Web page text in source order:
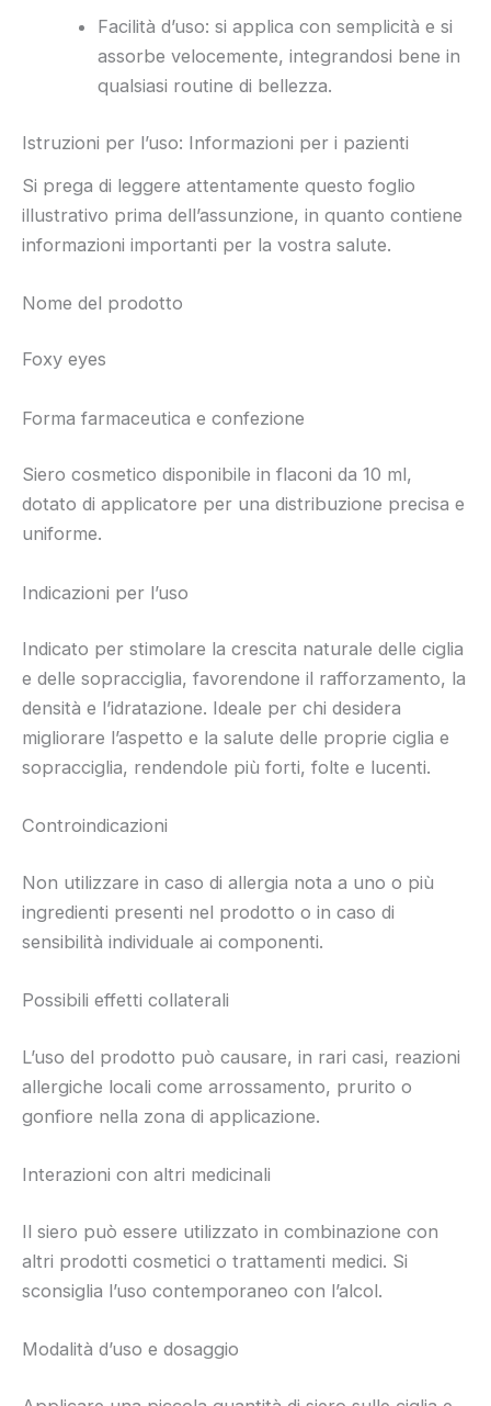
Facilità d’uso: si applica con semplicità e si
assorbe velocemente, integrandosi bene in
qualsiasi routine di bellezza.
Istruzioni per l’uso: Informazioni per i pazienti
Si prega di leggere attentamente questo foglio
illustrativo prima dell’assunzione, in quanto contiene
informazioni importanti per la vostra salute.
Nome del prodotto
Foxy eyes
Forma farmaceutica e confezione
Siero cosmetico disponibile in flaconi da 10 ml,
dotato di applicatore per una distribuzione precisa e
uniforme.
Indicazioni per l’uso
Indicato per stimolare la crescita naturale delle ciglia
e delle sopracciglia, favorendone il rafforzamento, la
densità e l’idratazione. Ideale per chi desidera
migliorare l’aspetto e la salute delle proprie ciglia e
sopracciglia, rendendole più forti, folte e lucenti.
Controindicazioni
Non utilizzare in caso di allergia nota a uno o più
ingredienti presenti nel prodotto o in caso di
sensibilità individuale ai componenti.
Possibili effetti collaterali
L’uso del prodotto può causare, in rari casi, reazioni
allergiche locali come arrossamento, prurito o
gonfiore nella zona di applicazione.
Interazioni con altri medicinali
Il siero può essere utilizzato in combinazione con
altri prodotti cosmetici o trattamenti medici. Si
sconsiglia l’uso contemporaneo con l’alcol.
Modalità d’uso e dosaggio